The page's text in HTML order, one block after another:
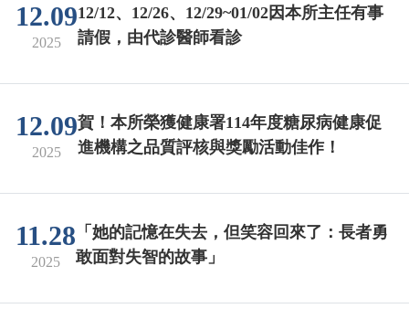
12.09
2025
12/12、12/26、12/29~01/02因本所主任有事
請假，由代診醫師看診
12.09
2025
賀！本所榮獲健康署114年度糖尿病健康促
進機構之品質評核與獎勵活動佳作！
11.28
2025
「她的記憶在失去，但笑容回來了：長者勇
敢面對失智的故事」